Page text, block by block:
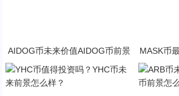
AIDOG币未来价值AIDOG币前景
MASK币